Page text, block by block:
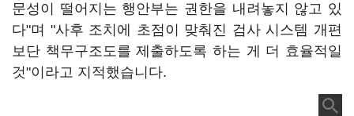
문성이 떨어지는 행안부는 권한을 내려놓지 않고 있
다"며 "사후 조치에 초점이 맞춰진 검사 시스템 개편
보단 책무구조도를 제출하도록 하는 게 더 효율적일
것"이라고 지적했습니다.